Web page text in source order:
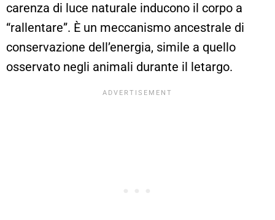
carenza di luce naturale inducono il corpo a
“rallentare”. È un meccanismo ancestrale di
conservazione dell’energia, simile a quello
osservato negli animali durante il letargo.